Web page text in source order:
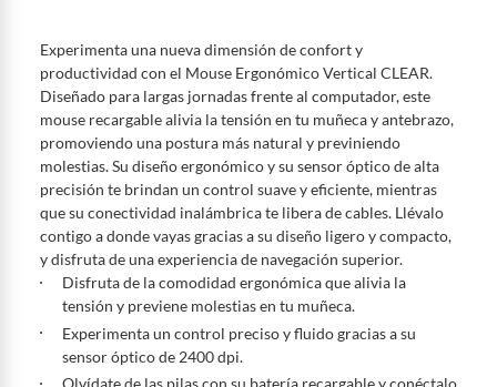
De conformidad con lo establecido en el artículo 47 de la Ley 1480 de
2011 en armonía con el artículo 3 de la Ley 2439 de 2024, el término
para que el cliente ejerza su derecho de retracto será de cinco (5) días
hábiles contados a partir de la recepción del producto, adicional el
producto deberá estar en las mismas condiciones de la entrega; esto es,
en su caja original, con los sellos y sin uso.
Tienes 30 días calendario
desde que recibes el producto para
pedir su devolución. Ten en cuenta que hay productos de ciertas
categorías no se pueden devolver si cambias de opinión:
Ten en cuenta que hay productos de ciertas categorías no se
pueden devolver si cambias de opinión:Productos de uso
personal, alimentos, bebidas, suplementos, medicamentos,
vitaminas, intangibles, licencias, eléctricos, electrodomésticos,
Experimenta una nueva dimensión de confort y
productividad con el Mouse Ergonómico Vertical CLEAR.
Diseñado para largas jornadas frente al computador, este
mouse recargable alivia la tensión en tu muñeca y antebrazo,
promoviendo una postura más natural y previniendo
molestias. Su diseño ergonómico y su sensor óptico de alta
precisión te brindan un control suave y eficiente, mientras
que su conectividad inalámbrica te libera de cables. Llévalo
contigo a donde vayas gracias a su diseño ligero y compacto,
y disfruta de una experiencia de navegación superior.
Disfruta de la comodidad ergonómica que alivia la
tensión y previene molestias en tu muñeca.
Experimenta un control preciso y fluido gracias a su
sensor óptico de 2400 dpi.
Olvídate de las pilas con su batería recargable y conéctalo